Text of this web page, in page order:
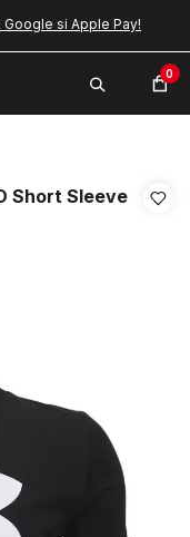
si Apple Pay!
0
Short Sleeve